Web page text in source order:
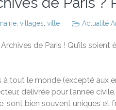
, villages, ville Actualité
de Paris ! Qu’ils
tout le monde (excepté aux
délivrée pour l’année
sont bien souvent uniques